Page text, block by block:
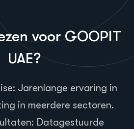
voor GOOPIT
UAE?
Jarenlange ervaring in
in meerdere sectoren.
Datagestuurde